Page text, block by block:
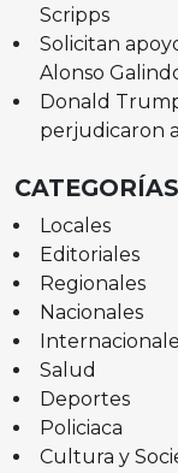
Scripps
Solicitan
Alonso
Donald
perjudicaron
CATEGORÍAS
Locales
Editoriales
Regionales
Nacionales
Salud
Deportes
Policiaca
Cultura y